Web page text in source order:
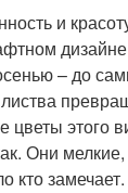
и
– до
цветы этого
Они
кто замечает.